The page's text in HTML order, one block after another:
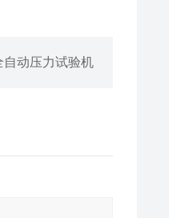
自动压力试验机